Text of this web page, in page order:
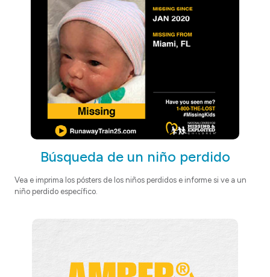
Búsqueda de un niño perdido
Vea e imprima los pósters de los niños perdidos e informe si ve a un
niño perdido específico.